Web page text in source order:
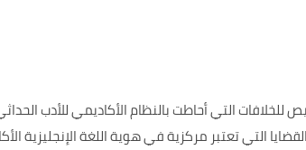
التي أحاطت بالنظام الأكاديمي للأدب
التي تعتبر مركزية في هوية اللغة الإنجليزية